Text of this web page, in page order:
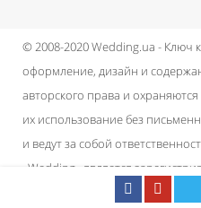
© 2008-2020 Wedding.ua - Ключ
оформление, дизайн и
авторского права и
их использование без
и ведут за собой
«Wedding» является
принадлежит проекту.